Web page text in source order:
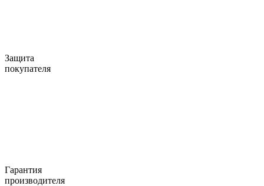
Защита
покупателя
Гарантия
производителя